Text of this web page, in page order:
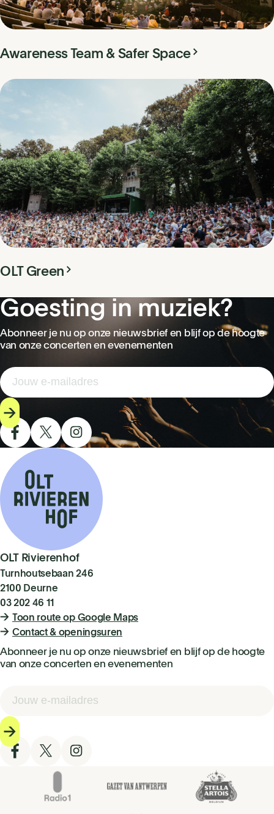
Awareness Team & Safer Space
OLT Green
Goesting in muziek?
Abonneer je nu op onze nieuwsbrief en blijf op de hoogte
van onze concerten en evenementen
OLT Rivierenhof
Turnhoutsebaan 246
2100 Deurne
03 202 46 11
Toon route op Google Maps
Contact & openingsuren
Abonneer je nu op onze nieuwsbrief en blijf op de hoogte
van onze concerten en evenementen